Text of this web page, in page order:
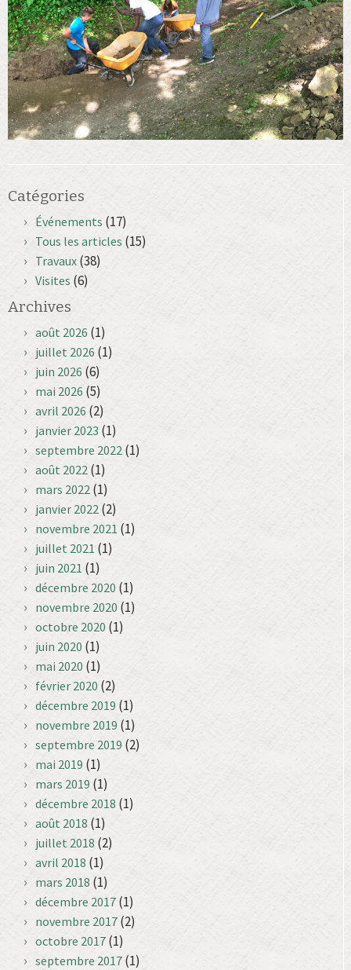
Catégories
Événements (17)
Tous les articles (15)
Travaux (38)
Visites (6)
Archives
août 2026 (1)
juillet 2026 (1)
juin 2026 (6)
mai 2026 (5)
avril 2026 (2)
janvier 2023 (1)
septembre 2022 (1)
août 2022 (1)
mars 2022 (1)
janvier 2022 (2)
novembre 2021 (1)
juillet 2021 (1)
juin 2021 (1)
décembre 2020 (1)
novembre 2020 (1)
octobre 2020 (1)
juin 2020 (1)
mai 2020 (1)
février 2020 (2)
décembre 2019 (1)
novembre 2019 (1)
septembre 2019 (2)
mai 2019 (1)
mars 2019 (1)
décembre 2018 (1)
août 2018 (1)
juillet 2018 (2)
avril 2018 (1)
mars 2018 (1)
décembre 2017 (1)
novembre 2017 (2)
octobre 2017 (1)
septembre 2017 (1)